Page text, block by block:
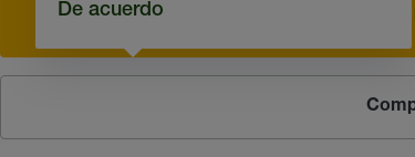
Añadir
De acuerdo